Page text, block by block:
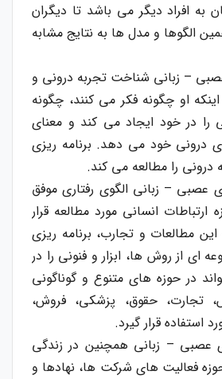
به افراد دیگر می باشد تا دیگران
الگوها و مدل ها به نتایج مشابه
– زبانی شناخت تجربه درونی و
او چگونه فکر می کنند، چگونه
را در خود ایجاد می کند و معنای
درونی خود می دهد. برنامه ریزی
را مطالعه می کند.
عصبی – زبانی الگوی رفتاری موفق
ارتباطات انسانی مورد مطالعه قرار
مطالعات و تجارب، برنامه ریزی
ای از روش ها، ابزار و فنونی را در
در حوزه های متنوع و گوناگونی
تجارت، حقوق، پزشکی، فروش،
استفاده قرار گیرد.
عصبی – زبانی همچنین در زندگی
فعالیت های شرکت ها، نهادها و